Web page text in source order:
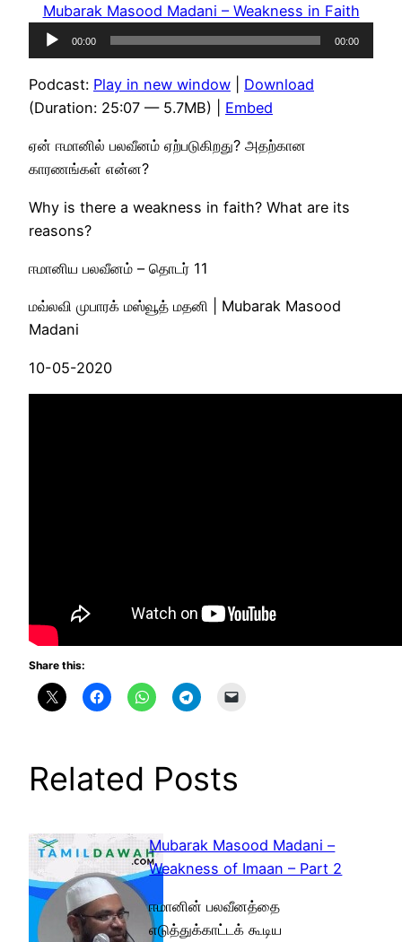
Mubarak Masood Madani – Weakness in Faith
Audio
Player
00:00 00:00
Podcast: Play in new window
Download
(Duration: 25:07 — 5.7MB) | Embed
ஏன் ஈமானில் பலவீனம் ஏற்படுகிறது? அதற்கான
காரணங்கள் என்ன?
Why is there a weakness in faith? What are its
reasons?
ஈமானிய பலவீனம் – தொடர் 11
மவ்லவி முபாரக் மஸ்வூத் மதனி | Mubarak Masood
Madani
10-05-2020
Share this:
Related Posts
Mubarak Masood Madani –
Weakness of Imaan – Part 2
ஈமானின் பலவீனத்தை
எடுத்துக்காட்டக் கூடிய